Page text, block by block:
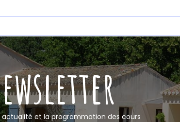
actualité et la programmation des cours